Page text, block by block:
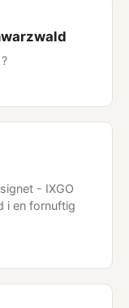
- IXGO
i en fornuftig